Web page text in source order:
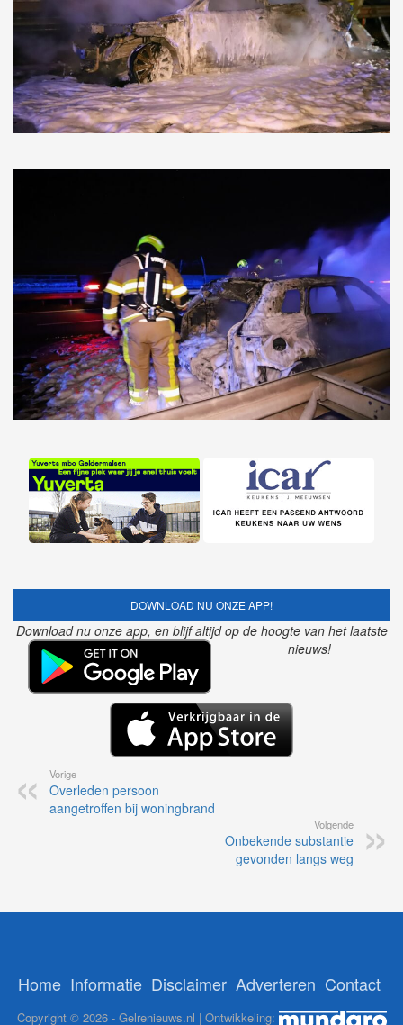
DOWNLOAD NU ONZE APP!
Download nu onze app, en blijf altijd op de hoogte van het laatste
nieuws!
Vorige
Overleden persoon
aangetroffen bij woningbrand
Volgende
Onbekende substantie
gevonden langs weg
Home Informatie Disclaimer Adverteren Contact
Copyright © 2026 - Gelrenieuws.nl | Ontwikkeling: